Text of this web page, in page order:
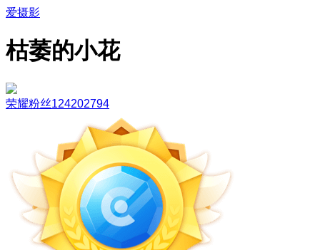
爱摄影
枯萎的小花
荣耀粉丝124202794